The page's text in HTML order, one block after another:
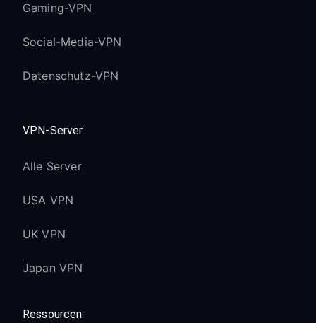
Gaming-VPN
Social-Media-VPN
Datenschutz-VPN
VPN-Server
Alle Server
USA VPN
UK VPN
Japan VPN
Ressourcen